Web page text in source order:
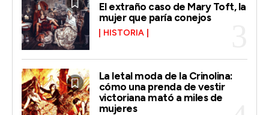
El extraño caso de Mary Toft, la
mujer que paría conejos
HISTORIA
La letal moda de la Crinolina:
cómo una prenda de vestir
victoriana mató a miles de
mujeres